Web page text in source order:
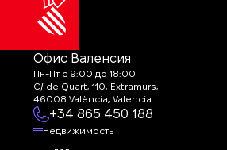
Офис Валенсия
Пн-Пт с 9:00 до 18:00
C/ de Quart, 110, Extramurs,
46008 València, Valencia
+34 865 450 188
Недвижимость